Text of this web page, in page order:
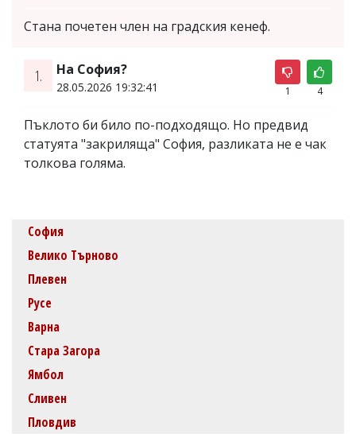
Стана почетен член на градския кенеф.
1. На София?
28.05.2026 19:32:41 1 4
Пъклото би било по-подходящо. Но предвид
статуята "закриляща" София, разликата не е чак
толкова голяма.
София
Велико Търново
Плевен
Русе
Варна
Стара Загора
Ямбол
Сливен
Пловдив